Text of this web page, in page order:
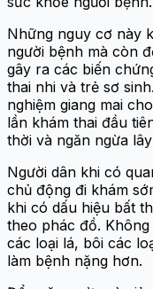
Những nguy cơ này
người bệnh mà còn
gây ra các biến
thai nhi và trẻ sơ
nghiệm giang mai
lần khám thai đầu
thời và ngăn ngừa
Người dân khi có
chủ động đi khám
khi có dấu hiệu bất
theo phác đồ.
các loại lá, bôi các
làm bệnh nặng hơn.